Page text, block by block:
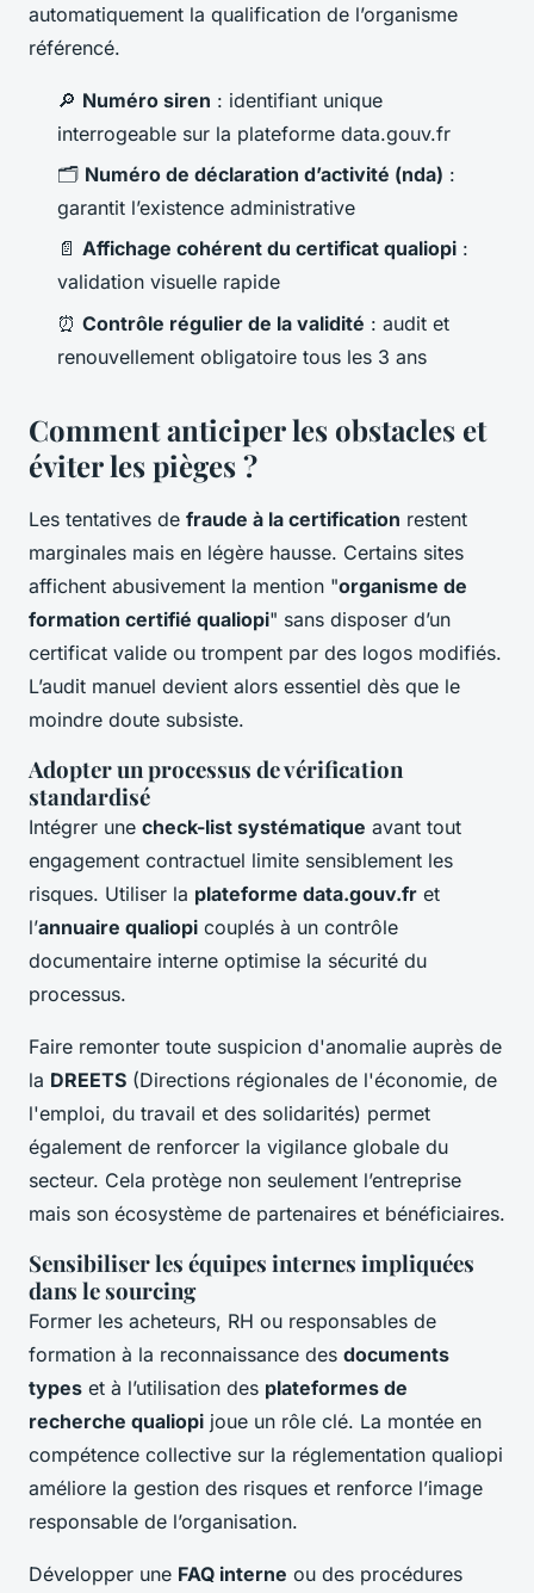
automatiquement la qualification de l’organisme
référencé.
🔎 Numéro siren : identifiant unique
interrogeable sur la plateforme data.gouv.fr
🗂️ Numéro de déclaration d’activité (nda) :
garantit l’existence administrative
📄 Affichage cohérent du certificat qualiopi :
validation visuelle rapide
⏰ Contrôle régulier de la validité : audit et
renouvellement obligatoire tous les 3 ans
Comment anticiper les obstacles et
éviter les pièges ?
Les tentatives de fraude à la certification restent
marginales mais en légère hausse. Certains sites
affichent abusivement la mention "organisme de
formation certifié qualiopi" sans disposer d’un
certificat valide ou trompent par des logos modifiés.
L’audit manuel devient alors essentiel dès que le
moindre doute subsiste.
Adopter un processus de vérification
standardisé
Intégrer une check-list systématique avant tout
engagement contractuel limite sensiblement les
risques. Utiliser la plateforme data.gouv.fr et
l’annuaire qualiopi couplés à un contrôle
documentaire interne optimise la sécurité du
processus.
Faire remonter toute suspicion d'anomalie auprès de
la DREETS (Directions régionales de l'économie, de
l'emploi, du travail et des solidarités) permet
également de renforcer la vigilance globale du
secteur. Cela protège non seulement l’entreprise
mais son écosystème de partenaires et bénéficiaires.
Sensibiliser les équipes internes impliquées
dans le sourcing
Former les acheteurs, RH ou responsables de
formation à la reconnaissance des documents
types et à l’utilisation des plateformes de
recherche qualiopi joue un rôle clé. La montée en
compétence collective sur la réglementation qualiopi
améliore la gestion des risques et renforce l’image
responsable de l’organisation.
Développer une FAQ interne ou des procédures